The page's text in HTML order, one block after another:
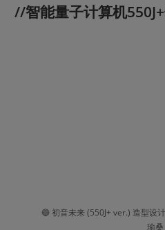
//智能量子计算机
🔵 初音未来 (550J+ ver.) 造型设
瑜桑